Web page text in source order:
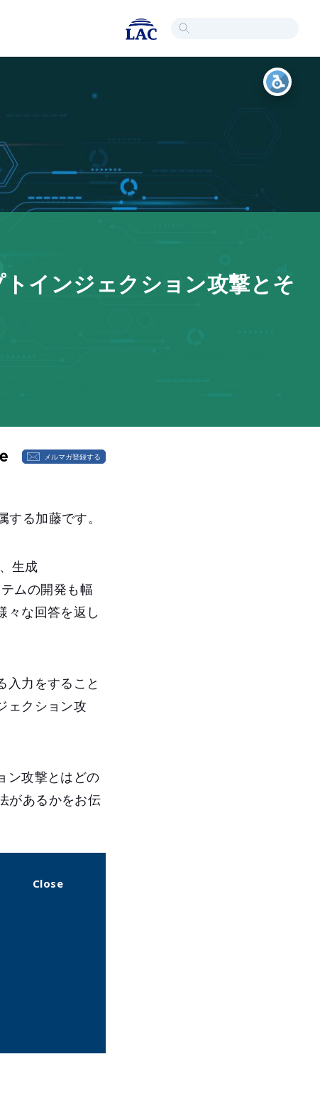
インジェクション攻撃とそ
メルマガ登録する
る加藤です。
生成
ムの開発も幅
々な回答を返し
入力をすること
ェクション攻
ン攻撃とはどの
があるかをお伝